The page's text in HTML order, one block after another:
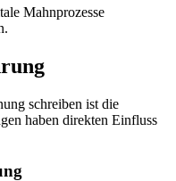
Mahnprozesse
schreiben ist die
haben direkten Einfluss